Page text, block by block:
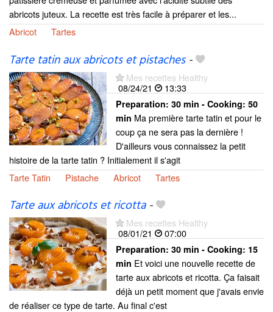
abricots juteux. La recette est très facile à préparer et les...
Abricot
Tartes
Tarte tatin aux abricots et pistaches-
Mes recettes Healthy
08/24/21
13:33
Preparation: 30 min - Cooking: 50
min Ma première tarte tatin et pour le
coup ça ne sera pas la dernière !
D'ailleurs vous connaissez la petit
histoire de la tarte tatin ? Initialement il s'agit
Tarte Tatin
Pistache Abricot Tartes
Tarte aux abricots et ricotta-
Mes recettes Healthy
08/01/21
07:00
Preparation: 30 min - Cooking: 15
min Et voici une nouvelle recette de
tarte aux abricots et ricotta. Ça faisait
déjà un petit moment que j'avais envie
de réaliser ce type de tarte. Au final c'est